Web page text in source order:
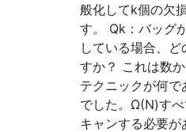
般化してk個の欠
す。 Qk：バッグ
している場合、
すか？ これは数
テクニックが何
でした。Ω(N)す
キャンする必要